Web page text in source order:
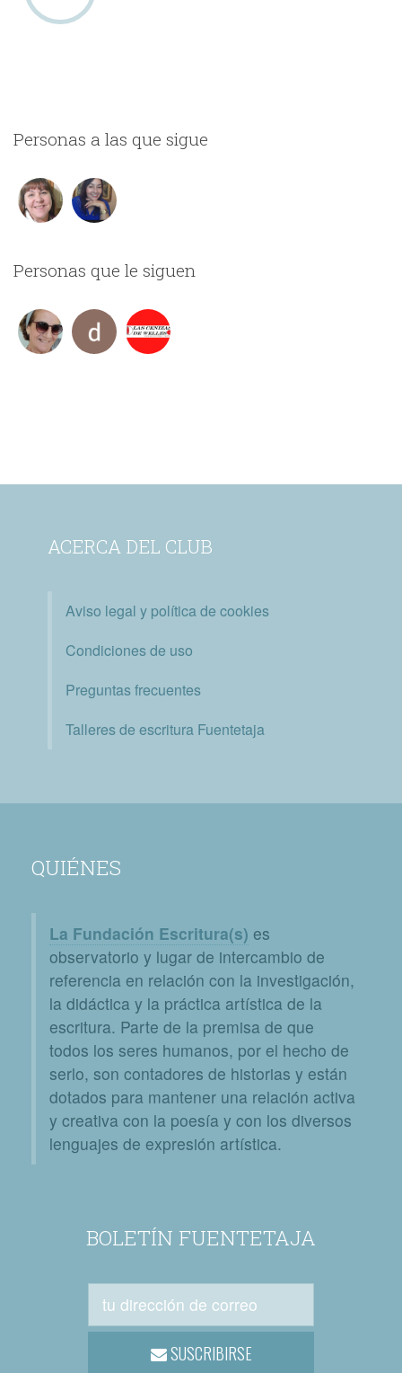
Personas a las que sigue
Personas que le siguen
ACERCA DEL CLUB
Aviso legal y política de cookies
Condiciones de uso
Preguntas frecuentes
Talleres de escritura Fuentetaja
QUIÉNES
La Fundación Escritura(s) es
observatorio y lugar de intercambio de
referencia en relación con la investigación,
la didáctica y la práctica artística de la
escritura. Parte de la premisa de que
todos los seres humanos, por el hecho de
serlo, son contadores de historias y están
dotados para mantener una relación activa
y creativa con la poesía y con los diversos
lenguajes de expresión artística.
BOLETÍN FUENTETAJA
SUSCRIBIRSE